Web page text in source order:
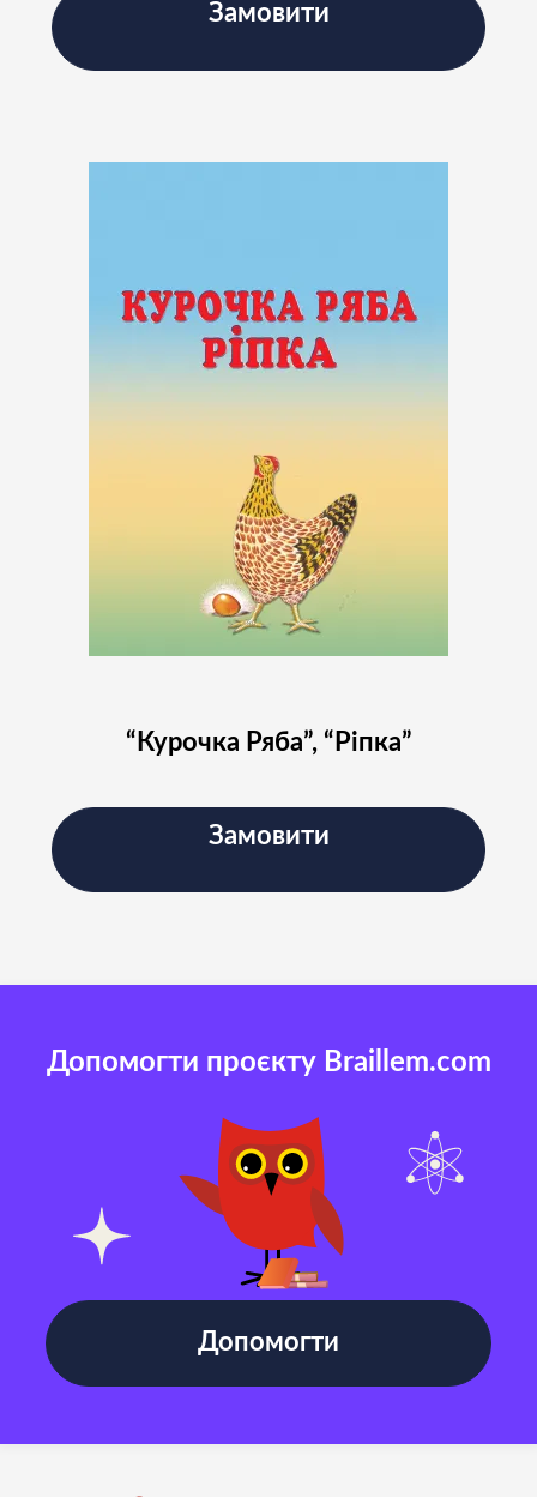
Замовити
“Курочка Ряба”, “Ріпка”
Замовити
Допомогти проєкту Braillem.com
Допомогти